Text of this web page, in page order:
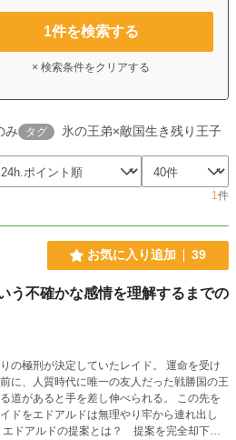
1件を検索する
× 検索条件をクリアする
み タグ 氷の王弟×敵国生き残り王子
1件
お気に入り追加 39
う不確かな感情を理解するまでの
の極刑が決定していたレイド。 運命を受け
に、人質時代に唯一の友人だった戦勝国の王
道があると手を差し伸べられる。 この先を
ドをエドアルドは無理やり牢から連れ出し
エドアルドの提案とは？ 提案を完全却下し